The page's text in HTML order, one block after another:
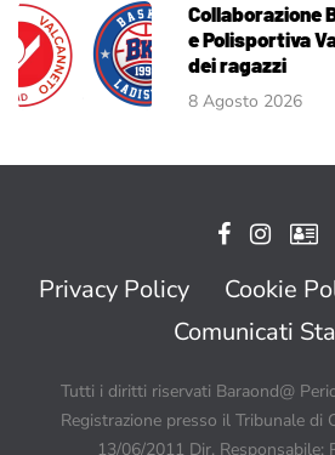
Collaborazione
e Polisportiva
dei ragazzi
8 Agosto 2026
Privacy Policy Cookie
Comunicati
Tutti i diritti riservati Baraond@
Registrazione presso il Tribunale di
13/06/2011 Dir. Responsabile: